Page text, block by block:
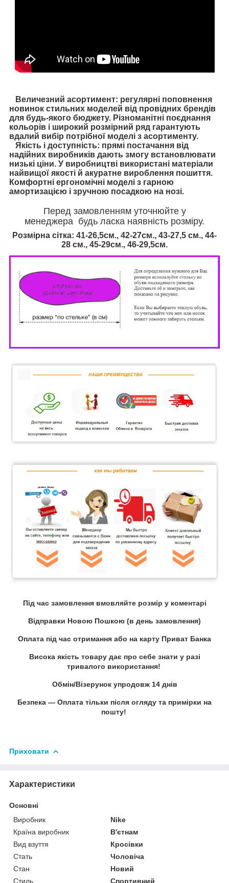
Величезний асортимент: регулярні поповнення
новинок стильних моделей від провідних брендів
для будь-якого бюджету. Різноманітні поєднання
кольорів і широкий розмірний ряд гарантують
вдалий вибір потрібної моделі з асортименту.
Якість і доступність: прямі постачання від
надійних виробників дають змогу встановлювати
низькі ціни. У виробництві використані матеріали
найвищої якості й акуратне вироблення пошиття.
Комфортні ергономічні моделі з гарною
амортизацією і зручною посадкою на нозі.
Перед замовленням уточнюйте у
менеджера будь ласка наявність розміру.
Розмірна сітка: 41-26,5см., 42-27см., 43-27,5 см., 44-
28 см., 45-29см., 46-29,5см.
Під час замовлення вмовляйте розмір у коментарі
Відправки Новою Пошкою (в день замовлення)
Оплата під час отримання або на карту Приват Банка
Висока якість товару дає про себе знати у разі
тривалого використання!
Обмін/Візерунок упродовж 14 днів
Безпека — Оплата тільки після огляду та примірки на
пошту!
Приховати
Характеристики
Основні
Виробник
Nike
Країна виробник
В'єтнам
Вид взуття
Кросівки
Стать
Чоловіча
Стан
Новий
Стиль
Спортивний